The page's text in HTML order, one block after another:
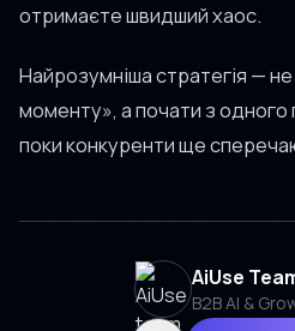
отримаєте швидший хаос.
Найрозумніша стратегія —
моменту», а почати з
поки конкуренти ще
AiUse
B2B AI &